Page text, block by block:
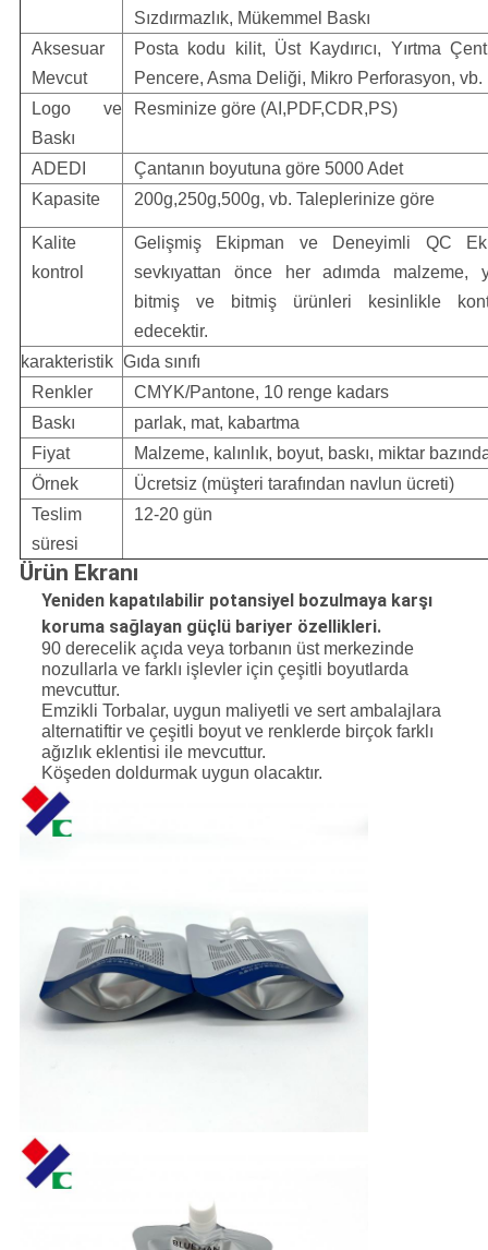
Sızdırmazlık, Mükemmel Baskı
Aksesuar
Mevcut
Posta kodu
kilit, Üst Kaydırıcı, Yırtma
Pencere, Asma Deliği, Mikro Perforasyon, vb.
Logo ve
Baskı
Resminize göre (AI,PDF,CDR,PS)
ADEDI
Çantanın boyutuna göre 5000 Adet
Kapasite
200g,250g,500g, vb. Taleplerinize göre
Kalite
kontrol
Gelişmiş Ekipman ve Deneyimli QC
sevkıyattan önce her adımda malzeme,
bitmiş ve bitmiş ürünleri kesinlikle
edecektir.
karakteristik Gıda sınıfı
Renkler
CMYK/Pantone, 10 renge kadars
Baskı
parlak, mat, kabartma
Fiyat
Malzeme, kalınlık, boyut, baskı, miktar
Örnek
Ücretsiz (müşteri tarafından navlun ücreti)
Teslim
süresi
12-20 gün
Ürün Ekranı
Yeniden kapatılabilir potansiyel bozulmaya karşı
koruma sağlayan güçlü bariyer özellikleri.
90 derecelik açıda veya torbanın üst merkezinde
nozullarla ve farklı işlevler için çeşitli boyutlarda
mevcuttur.
Emzikli Torbalar, uygun maliyetli ve sert ambalajlara
alternatiftir ve çeşitli boyut ve renklerde birçok farklı
ağızlık eklentisi ile mevcuttur.
Köşeden doldurmak uygun olacaktır.